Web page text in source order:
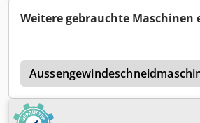
Weitere gebrauchte Maschinen